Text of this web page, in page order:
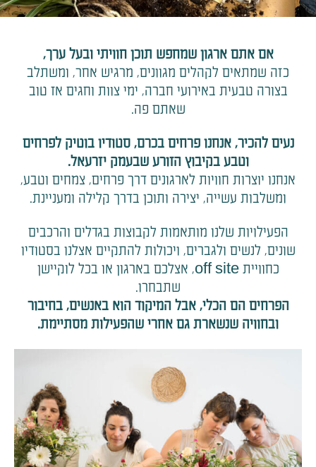
אם אתם ארגון שמחפש תוכן חוויתי ובעל ערך,
כזה שמתאים לקהלים מגוונים, מרגיש אחר, ומשתלב
בצורה טבעית באירועי חברה, ימי צוות וחגים אז טוב
שאתם פה.
נעים להכיר, אנחנו פרחים בכרם, סטודיו בוטיק לפרחים
וטבע בקיבוץ הזורע שבעמק יזרעאל.
אנחנו יוצרות חוויות לארגונים דרך פרחים, צמחים וטבע,
ומשלבות עשייה, יצירה ותוכן בדרך קלילה ומעניינת.
הפעילויות שלנו מותאמות לקבוצות בגדלים והרכבים
שונים, לנשים ולגברים, ויכולות להתקיים אצלנו בסטודיו
כחוויית off site, אצלכם בארגון או בכל לוקיישן
שתבחרו.
הפרחים הם הכלי, אבל המיקוד הוא באנשים, בחיבור
ובחוויה שנשארת גם אחרי שהפעילות מסתיימת.